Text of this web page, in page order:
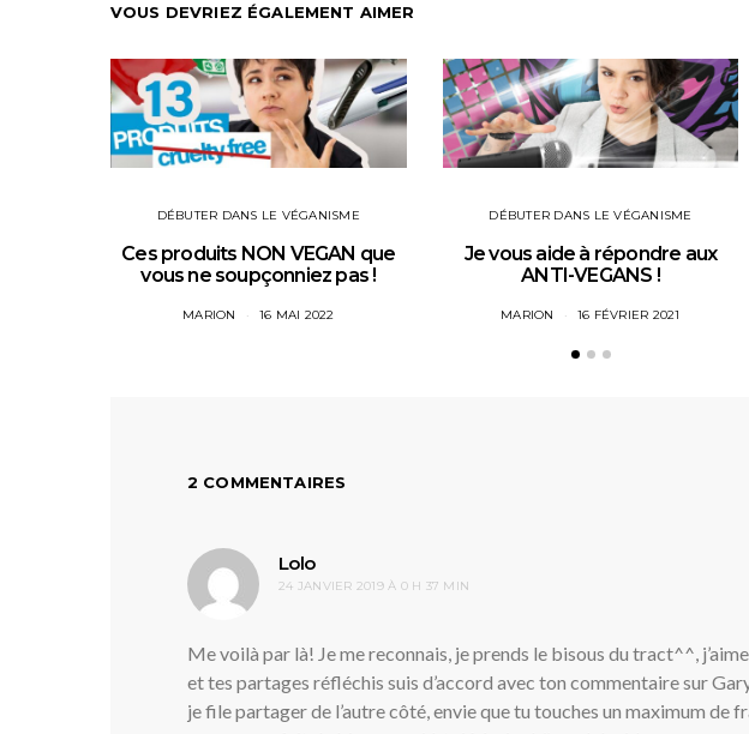
VOUS DEVRIEZ ÉGALEMENT AIMER
DÉBUTER DANS LE VÉGANISME
Ces produits NON VEGAN que
vous ne soupçonniez pas !
MARION 16 MAI 2022
DÉBUTER DANS LE VÉGANISME
Je vous aide à répondre aux
ANTI-VEGANS !
MARION 16 FÉVRIER 2021
2 COMMENTAIRES
Lolodit :
24 JANVIER 2019 À 0 H 37 MIN
Me voilà par là! Je me reconnais, je prends le bisous du tract^^,
et tes partages réfléchis suis d’accord avec ton commentaire sur
je file partager de l’autre côté, envie que tu touches un maximum de